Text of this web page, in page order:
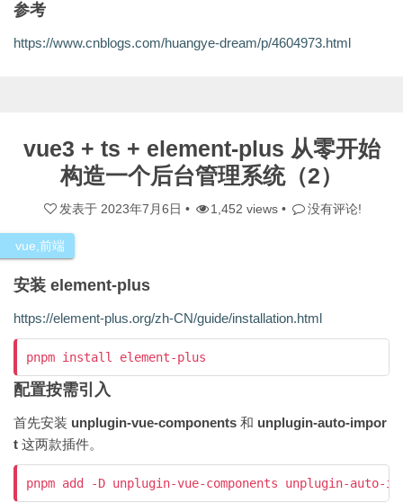
参考
https://www.cnblogs.com/huangye-dream/p/4604973.html
vue3 + ts + element-plus 从零开始
构造一个后台管理系统（2）
发表于 2023年7月6日 • 1,452 views • 没有评论!
vue 前端
安装 element-plus
https://element-plus.org/zh-CN/guide/installation.html
pnpm install element-plus
配置按需引入
首先安装 unplugin-vue-components 和 unplugin-auto-impor
t 这两款插件。
pnpm add -D unplugin-vue-components unplugin-auto-